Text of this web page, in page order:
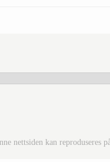
kan reproduseres